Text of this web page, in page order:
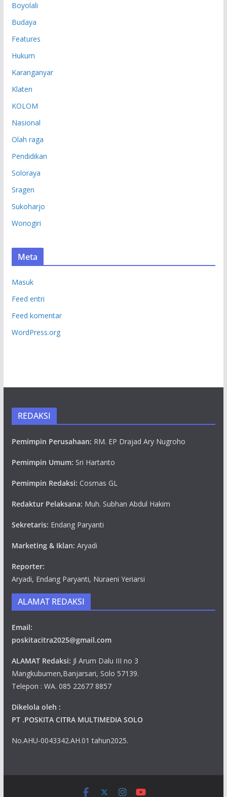
Boyolali
Budaya
Features
Hukum
Karanganyar
Klaten
KOLOM
Nasional
Olah raga
Pendidikan
Soloraya
Sragen
Sukoharjo
Wonogiri
Meta
Masuk
Feed entri
Feed komentar
WordPress.org
REDAKSI
Pemimpin Perusahaan: RM. EP Drajad Ary Nugroho
Pemimpin Umum: Sri Hartanto
Pemimpin Redaksi: Cosmas GL
Redaktur Pelaksana: Muh. Subhan Abdul Hakim
Sekretaris: Endang Paryanti
Marketing & Iklan: Aryadi
Reporter:
Aryadi, Endang Paryanti, Nuraeni Yeriarsi
ALAMAT REDAKSI
Email:
poskitacitra2025@gmail.com
ALAMAT Redaksi: Jl Arum Dalu III no 3
Mangkubumen,Banjarsari, Solo 57139.
Telepon : WA. 085 22677 8857
Dikelola oleh :
PT .POSKITA CITRA MULTIMEDIA SOLO
No.AHU-0043342.AH.01 tahun2025.